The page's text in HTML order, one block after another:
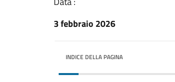
3 febbraio 2026
INDICE DELLA PAGINA